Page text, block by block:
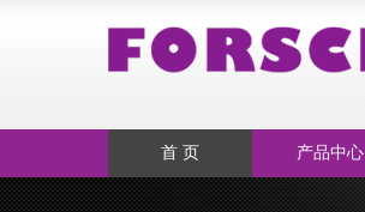
首 页 产品中心